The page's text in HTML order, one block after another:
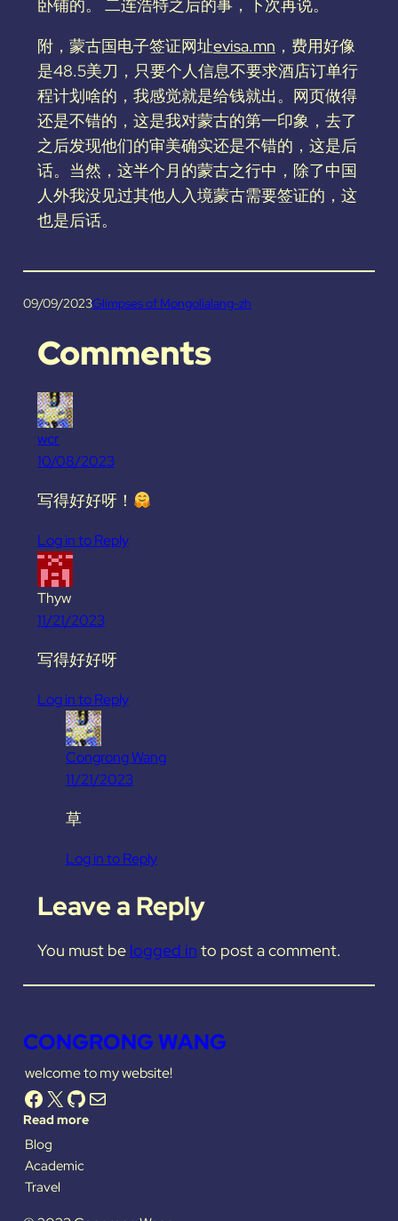
卧铺的。 二连浩特之后的事，下次再说。
附，蒙古国电子签证网址evisa.mn ，费用好像
是48.5美刀，只要个人信息不要求酒店订单行
程计划啥的，我感觉就是给钱就出。网页做得
还是不错的，这是我对蒙古的第一印象，去了
之后发现他们的审美确实还是不错的，这是后
话。当然，这半个月的蒙古之行中，除了中国
人外我没见过其他人入境蒙古需要签证的，这
也是后话。
09/09/2023Glimpses of Mongolialang-zh
Comments
wcr
10/08/2023
写得好好呀！
Log in to Reply
Thyw
11/21/2023
写得好好呀
Log in to Reply
Congrong Wang
11/21/2023
草
Log in to Reply
Leave a Reply
You must be logged in to post a comment.
CONGRONG WANG
welcome to my website!
Facebook X GitHub Mail
Read more
Blog
Academic
Travel